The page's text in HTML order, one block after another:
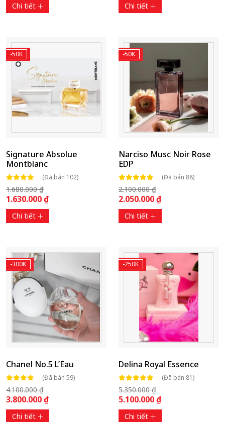
Chi tiết Chi tiết
-50K
Signature Absolue
Montblanc
(Đã bán 102)
1.680.000 ₫
1.630.000 ₫
Chi tiết
-50K
Narciso Musc Noir Rose
EDP
(Đã bán 88)
2.100.000 ₫
2.050.000 ₫
Chi tiết
-300K
Chanel No.5 L’Eau
(Đã bán 59)
4.100.000 ₫
3.800.000 ₫
Chi tiết
-250K
Delina Royal Essence
(Đã bán 81)
5.350.000 ₫
5.100.000 ₫
Chi tiết